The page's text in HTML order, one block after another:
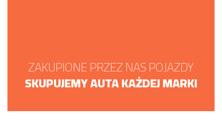
ZAKUPIONE PRZEZ NAS POJAZDY
SKUPUJEMY AUTA KAŻDEJ MARKI